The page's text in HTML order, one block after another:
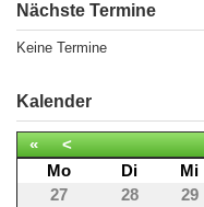
Nächste Termine
Keine Termine
Kalender
« <
Mo
Di Mi
27
28 29